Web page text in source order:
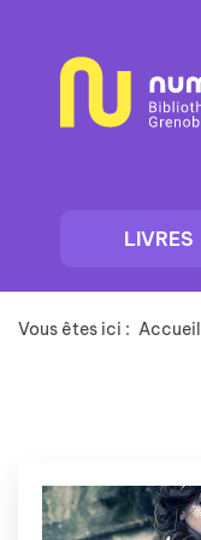
contenu
LIVRES
Vous êtes ici : Accueil